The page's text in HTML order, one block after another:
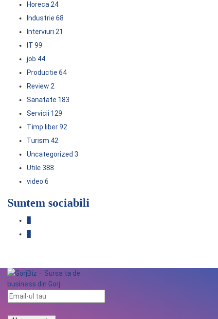
Horeca 24
Industrie 68
Interviuri 21
IT 99
job 44
Productie 64
Review 2
Sanatate 183
Servicii 129
Timp liber92
Turism 42
Uncategorized 3
Utile 388
video 6
Suntem sociabili